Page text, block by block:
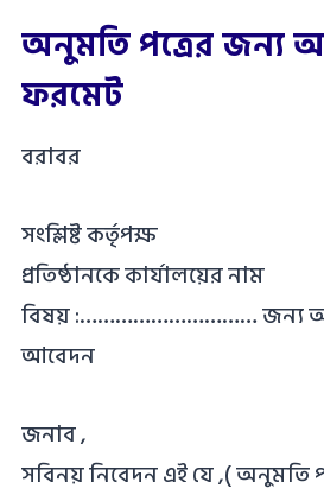
অনুমতি পত্রের জন্য
ফরমেট
বরাবর
সংশ্লিষ্ট কর্তৃপক্ষ
প্রতিষ্ঠানকে কার্যালয়ের নাম
বিষয় :………………………… জন্য
আবেদন
জনাব ,
সবিনয় নিবেদন এই যে ,( অনুমতি